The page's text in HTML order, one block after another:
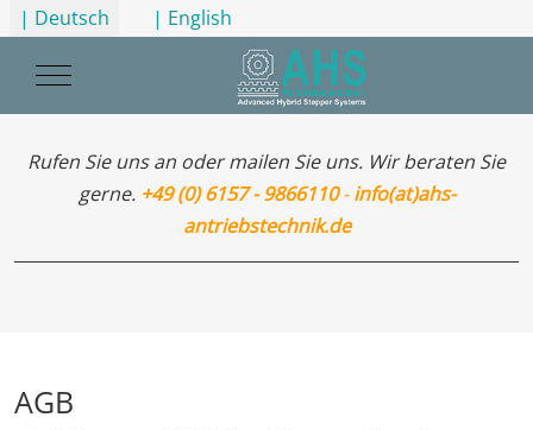
Sprache auswählen
| Deutsch | English
Mobile Menu Toggle
Rufen Sie uns an oder mailen Sie uns. Wir beraten Sie
gerne. +49 (0) 6157 - 9866110-info(at)ahs-
antriebstechnik.de
AGB